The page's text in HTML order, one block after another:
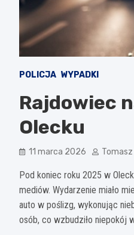
POLICJA WYPADKI
Rajdowiec
Olecku
11 marca 2026
Pod koniec roku 2025 w
mediów. Wydarzenie miało
auto w poślizg, wykonując
osób, co wzbudziło niepokój